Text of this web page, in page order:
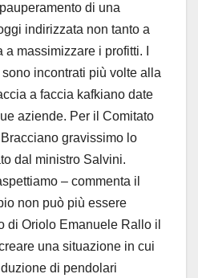
di una
indirizzata non tanto a
massimizzare i profitti. I
incontrati più volte alla
a faccia kafkiano date
aziende. Per il Comitato
gravissimo lo
dal ministro Salvini.
– commenta il
non può più essere
di Oriolo Emanuele Rallo il
una situazione in cui
di pendolari